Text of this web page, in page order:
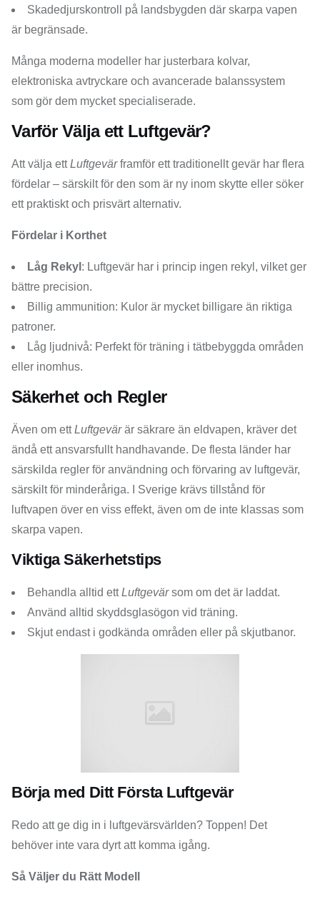
Skadedjurskontroll på landsbygden där skarpa vapen
är begränsade.
Många moderna modeller har justerbara kolvar,
elektroniska avtryckare och avancerade balanssystem
som gör dem mycket specialiserade.
Varför Välja ett Luftgevär?
Att välja ettLuftgevärframför ett traditionellt gevär har flera
fördelar – särskilt för den som är ny inom skytte eller söker
ett praktiskt och prisvärt alternativ.
Fördelar i Korthet
Låg Rekyl : Luftgevär har i princip ingen rekyl, vilket ger
bättre precision.
Billig ammunition: Kulor är mycket billigare än riktiga
patroner.
Låg ljudnivå: Perfekt för träning i tätbebyggda områden
eller inomhus.
Säkerhet och Regler
Även om ettLuftgevärär säkrare än eldvapen, kräver det
ändå ett ansvarsfullt handhavande. De flesta länder har
särskilda regler för användning och förvaring av luftgevär,
särskilt för minderåriga. I Sverige krävs tillstånd för
luftvapen över en viss effekt, även om de inte klassas som
skarpa vapen.
Viktiga Säkerhetstips
Behandla alltid ettLuftgevärsom om det är laddat.
Använd alltid skyddsglasögon vid träning.
Skjut endast i godkända områden eller på skjutbanor.
Börja med Ditt Första Luftgevär
Redo att ge dig in i luftgevärsvärlden? Toppen! Det
behöver inte vara dyrt att komma igång.
Så Väljer du Rätt Modell